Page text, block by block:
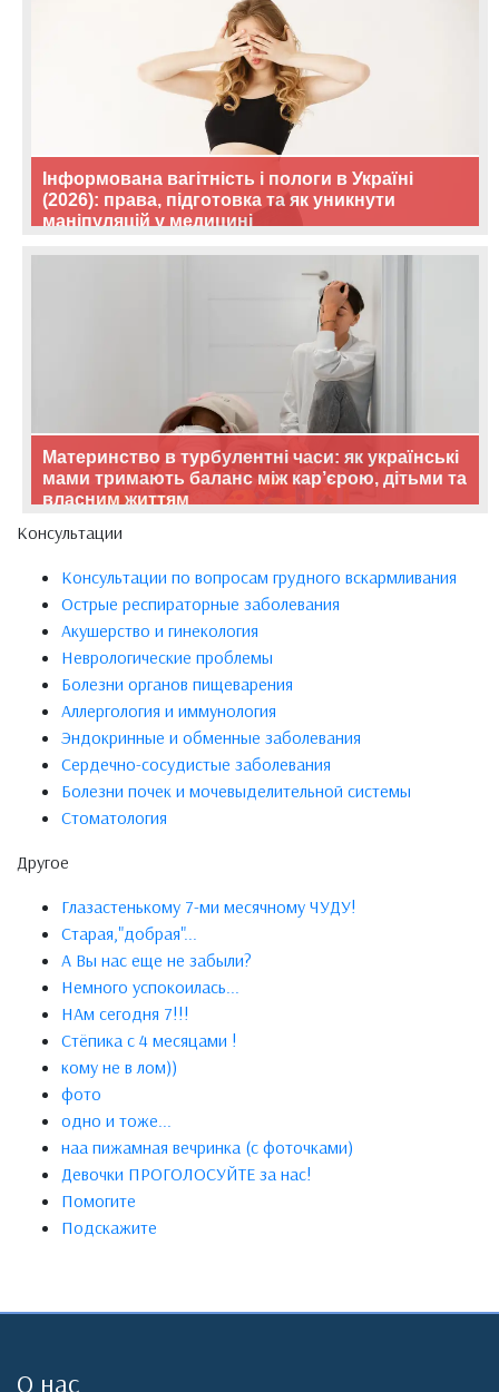
Інформована вагітність і пологи в Україні
(2026): права, підготовка та як уникнути
маніпуляцій у медицині
Материнство в турбулентні часи: як українські
мами тримають баланс між кар’єрою, дітьми та
власним життям
Консультации
Консультации по вопросам грудного вскармливания
Острые респираторные заболевания
Акушерство и гинекология
Неврологические проблемы
Болезни органов пищеварения
Аллергология и иммунология
Эндокринные и обменные заболевания
Сердечно-сосудистые заболевания
Болезни почек и мочевыделительной системы
Стоматология
Другое
Глазастенькому 7-ми месячному ЧУДУ!
Старая,"добрая"...
А Вы нас еще не забыли?
Немного успокоилась...
НАм сегодня 7!!!
Стёпика с 4 месяцами !
кому не в лом))
фото
одно и тоже...
наа пижамная вечринка (с фоточками)
Девочки ПРОГОЛОСУЙТЕ за нас!
Помогите
Подскажите
О нас